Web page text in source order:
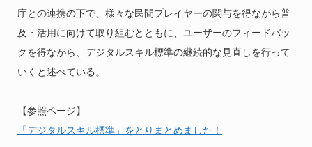
庁との連携の下で、様々な民間プレイヤーの関与を得ながら普
及・活用に向けて取り組むとともに、ユーザーのフィードバッ
クを得ながら、デジタルスキル標準の継続的な見直しを行って
いくと述べている。
【参照ページ】
「デジタルスキル標準」をとりまとめました！